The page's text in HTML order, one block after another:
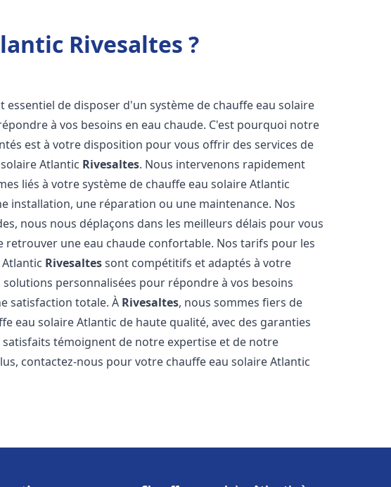
Rivesaltes ?
essentiel de disposer d'un système de chauffe eau solaire
à vos besoins en eau chaude. C'est pourquoi notre
est à votre disposition pour vous offrir des services de
Atlantic Rivesaltes. Nous intervenons rapidement
liés à votre système de chauffe eau solaire Atlantic
installation, une réparation ou une maintenance. Nos
nous nous déplaçons dans les meilleurs délais pour vous
une eau chaude confortable. Nos tarifs pour les
Rivesaltessont compétitifs et adaptés à votre
personnalisées pour répondre à vos besoins
satisfaction totale. À Rivesaltes, nous sommes fiers de
eau solaire Atlantic de haute qualité, avec des garanties
témoignent de notre expertise et de notre
contactez-nous pour votre chauffe eau solaire Atlantic